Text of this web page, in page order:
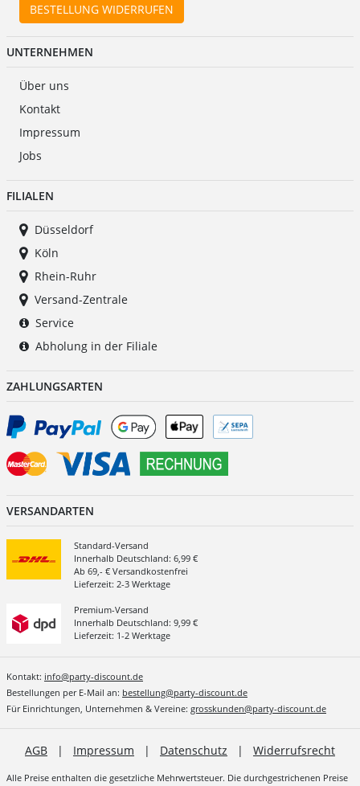
BESTELLUNG WIDERRUFEN
UNTERNEHMEN
Über uns
Kontakt
Impressum
Jobs
FILIALEN
Düsseldorf
Köln
Rhein-Ruhr
Versand-Zentrale
Service
Abholung in der Filiale
ZAHLUNGSARTEN
VERSANDARTEN
Standard-Versand
Innerhalb Deutschland: 6,99 €
Ab 69,- € Versandkostenfrei
Lieferzeit: 2-3 Werktage
Premium-Versand
Innerhalb Deutschland: 9,99 €
Lieferzeit: 1-2 Werktage
Kontakt: info@party-discount.de
Bestellungen per E-Mail an: bestellung@party-discount.de
Für Einrichtungen, Unternehmen & Vereine: grosskunden@party-discount.de
AGB | Impressum | Datenschutz | Widerrufsrecht
Alle Preise enthalten die gesetzliche Mehrwertsteuer. Die durchgestrichenen Preise